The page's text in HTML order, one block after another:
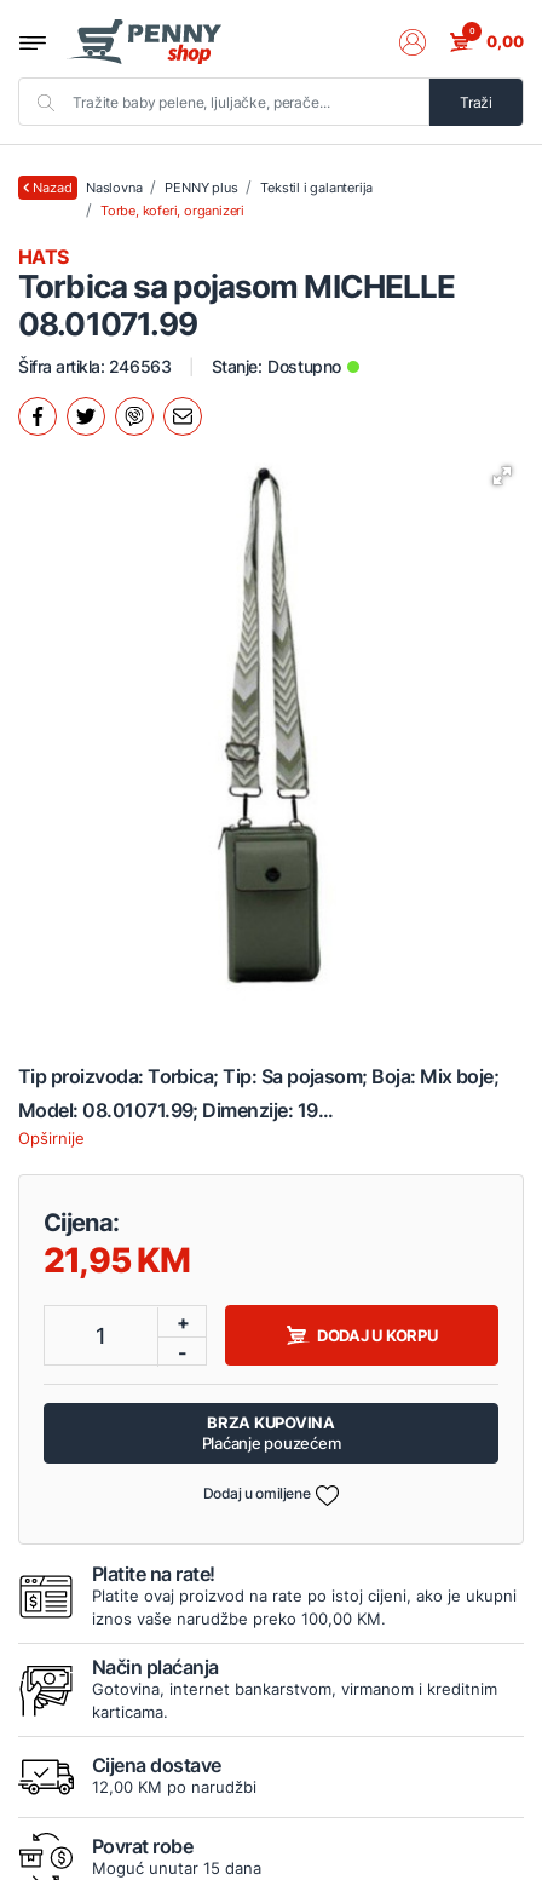
Traži
0 0,00
Nazad Naslovna PENNY plus
Tekstil i galanterija
Torbe, koferi, organizeri
Torbica sa pojasom MICHELLE
08.01071.99
HATS
Šifra artikla: 246563 Stanje: Dostupno
Tip proizvoda: Torbica; Tip: Sa pojasom; Boja: Mix boje;
Model: 08.01071.99; Dimenzije: 19...
Opširnije
Cijena:
21,95
1
+
-
DODAJ U KORPU
BRZA KUPOVINA
Plaćanje pouzećem
Dodaj u omiljene
Platite na rate!
Platite ovaj proizvod na rate po istoj cijeni, ako je ukupni
iznos vaše narudžbe preko 100,00 KM.
Način plaćanja
Gotovina, internet bankarstvom, virmanom i kreditnim
karticama.
Cijena dostave
12,00 KM po narudžbi
Povrat robe
Moguć unutar 15 dana